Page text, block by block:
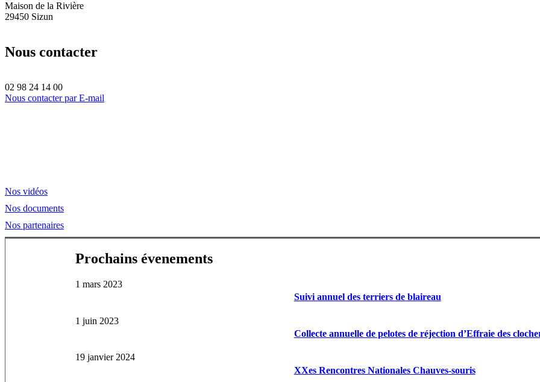
Maison de la Rivière
29450 Sizun
Nous contacter
02 98 24 14 00
Nous contacter par E-mail
Nos vidéos
Nos documents
Nos partenaires
Prochains évenements
1 mars 2023
Suivi annuel des terriers de blaireau
1 juin 2023
Collecte annuelle de pelotes de réjection d’Effraie des
19 janvier 2024
XXes Rencontres Nationales Chauves-souris